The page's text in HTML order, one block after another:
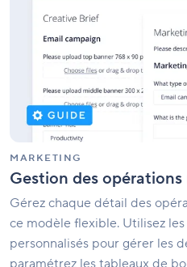
MARKETING
Gestion des
Gérez chaque détail des
ce modèle flexible. Utilisez
personnalisés pour gérer les
paramétrez les tableaux de
opérations